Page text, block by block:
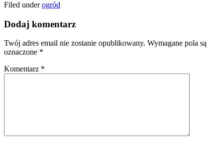
Filed underogród
Dodaj komentarz
Twój adres email nie zostanie opublikowany. Wymagane pola są
oznaczone *
Komentarz *